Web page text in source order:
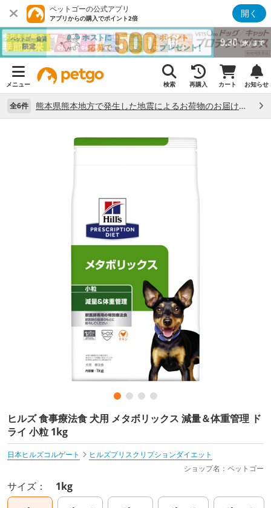
ペットゴーの公式アプリ
アプリからの購入でポイント2倍 開く
メニュー 検索 再購入 カート お知らせ
全6件 熊本県熊本地方で発生した地震によるお荷物のお届け状況について （7/28）
ヒルズ 食事療法食 犬用 メタボリックス 減量＆体重管理 ド
ライ 小粒 1kg
日本ヒルズコルゲート
ヒルズプリスクリプションダイエット
ショップ名：ペットゴー
サイズ： 1kg